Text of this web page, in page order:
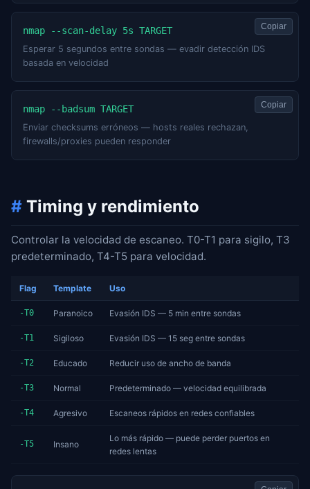
nmap --scan-delay 5s TARGET
Esperar 5 segundos entre sondas — evadir detección IDS
basada en velocidad
Copiar
nmap --badsum TARGET
Enviar checksums erróneos — hosts reales rechazan,
firewalls/proxies pueden responder
Copiar
# Timing y rendimiento
Controlar la velocidad de escaneo. T0-T1 para sigilo, T3
predeterminado, T4-T5 para velocidad.
Flag Template Uso
-T0 Paranoico Evasión IDS — 5 min entre sondas
-T1 Sigiloso Evasión IDS — 15 seg entre sondas
-T2 Educado Reducir uso de ancho de banda
-T3 Normal Predeterminado — velocidad equilibrada
-T4 Agresivo Escaneos rápidos en redes confiables
-T5 Insano
Lo más rápido — puede perder puertos en
redes lentas